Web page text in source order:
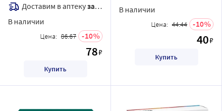
Доставим в аптекузавтра
В наличии
Цена: 86.67 10
78₽
Купить
В наличии
Цена: 44.44 10
40₽
Купить